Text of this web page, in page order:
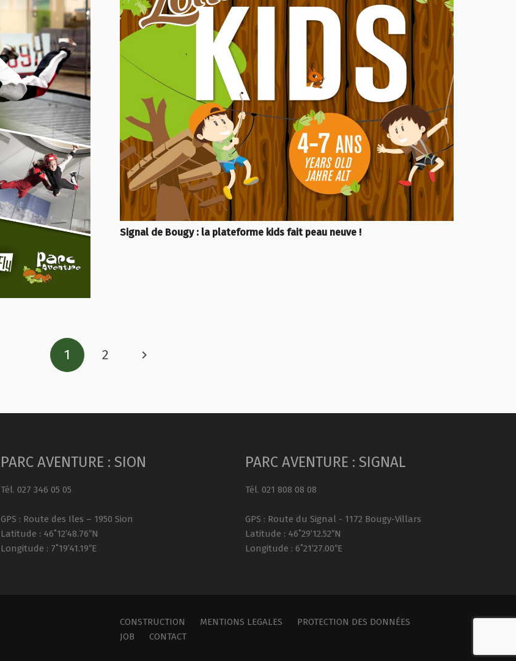
Signal de Bougy : la plateforme kids fait peau neuve !
1 2
PARC AVENTURE : SION
Tél. 027 346 05 05
GPS : Route des Iles – 1950 Sion
Latitude : 46˚12’48.76″N
Longitude : 7˚19’41.19″E
PARC AVENTURE : SIGNAL
Tél. 021 808 08 08
GPS : Route du Signal - 1172 Bougy-Villars
Latitude : 46˚29’12.52″N
Longitude : 6˚21’27.00″E
CONSTRUCTION MENTIONS LEGALES
PROTECTION DES DONNÉES
JOB
CONTACT